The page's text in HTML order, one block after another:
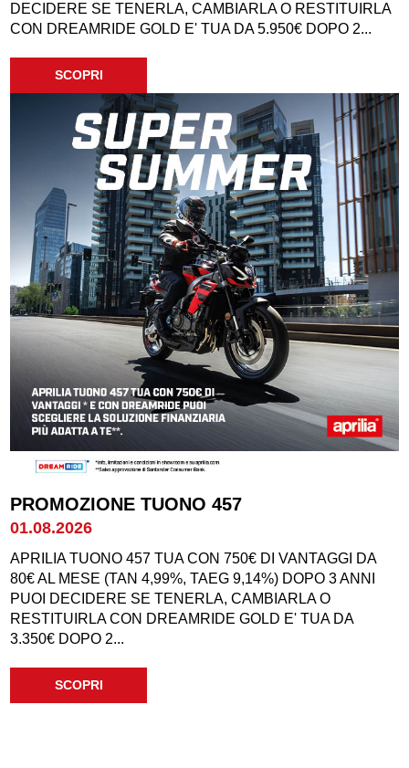
DECIDERE SE TENERLA, CAMBIARLA O RESTITUIRLA
CON DREAMRIDE GOLD E' TUA DA 5.950€ DOPO 2...
SCOPRI
PROMOZIONE TUONO 457
01.08.2026
APRILIA TUONO 457 TUA CON 750€ DI VANTAGGI DA
80€ AL MESE (TAN 4,99%, TAEG 9,14%) DOPO 3 ANNI
PUOI DECIDERE SE TENERLA, CAMBIARLA O
RESTITUIRLA CON DREAMRIDE GOLD E' TUA DA
3.350€ DOPO 2...
SCOPRI